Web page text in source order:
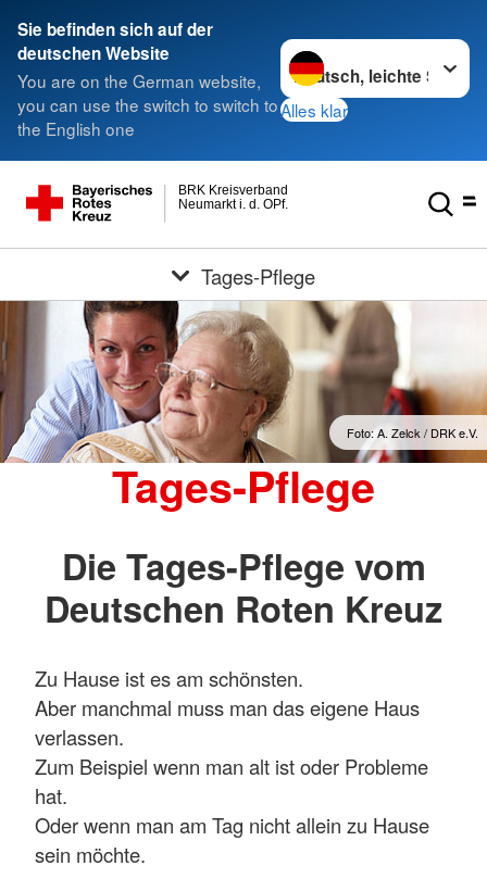
Sie befinden sich auf der
deutschen Website
You are on the German website,
you can use the switch to switch to
the English one
Sprache wechseln zu
Alles klar
Neumarkt i. d. OPf.
BRK Kreisverband
Tages-Pflege
Foto: A. Zelck / DRK e.V.
Tages-Pflege
Die Tages-Pflege vom
Deutschen Roten Kreuz
Zu Hause ist es am schönsten.
Aber manchmal muss man das eigene Haus
verlassen.
Zum Beispiel wenn man alt ist oder Probleme
hat.
Oder wenn man am Tag nicht allein zu Hause
sein möchte.